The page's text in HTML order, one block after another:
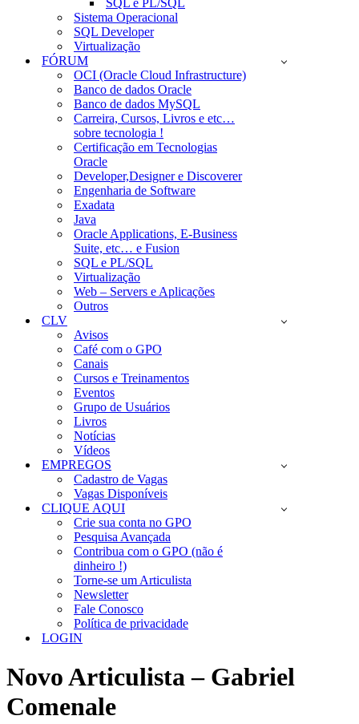
SQL e PL/SQL
Sistema Operacional
SQL Developer
Virtualização
FÓRUM
OCI (Oracle Cloud Infrastructure)
Banco de dados Oracle
Banco de dados MySQL
Carreira, Cursos, Livros e etc…
sobre tecnologia !
Certificação em Tecnologias
Oracle
Developer,Designer e Discoverer
Engenharia de Software
Exadata
Java
Oracle Applications, E-Business
Suite, etc… e Fusion
SQL e PL/SQL
Virtualização
Web – Servers e Aplicações
Outros
CLV
Avisos
Café com o GPO
Canais
Cursos e Treinamentos
Eventos
Grupo de Usuários
Livros
Notícias
Vídeos
EMPREGOS
Cadastro de Vagas
Vagas Disponíveis
CLIQUE AQUI
Crie sua conta no GPO
Pesquisa Avançada
Contribua com o GPO (não é
dinheiro !)
Torne-se um Articulista
Newsletter
Fale Conosco
Política de privacidade
LOGIN
Novo Articulista – Gabriel
Comenale